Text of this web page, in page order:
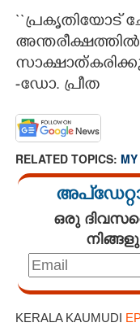
``പ്രകൃതിയോട്
-ഡോ. പ്രീത
RELATED TOPICS:
ഒരു
KERALA KAUMUDI